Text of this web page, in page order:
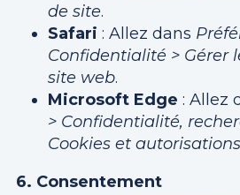
de site.
Safari : Allez dans
Confidentialité > Gérer
site web.
Microsoft Edge : Allez
> Confidentialité,
Cookies et
6. Consentement